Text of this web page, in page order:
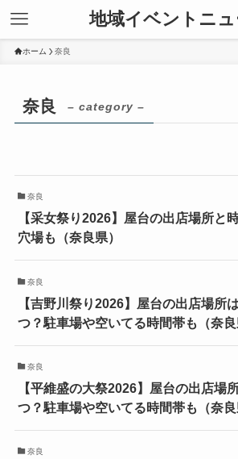
地域イベントニュ
ホーム 奈良
奈良 – category –
奈良
【采女祭り2026】屋台の出店場所と
穴場も（奈良県）
奈良
【吉野川祭り2026】屋台の出店場所
つ？駐車場や空いてる時間帯も（奈良
奈良
【平維盛の大祭2026】屋台の出店場
つ？駐車場や空いてる時間帯も（奈良
奈良